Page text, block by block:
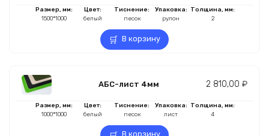
Размер, мм:
1500*1000
Цвет:
белый
Тиснение:
песок
Упаковка:
рулон
Толщина, мм:
2
В корзину
АБС-лист 4мм 2 810,00 ₽
Размер, мм:
1000*1000
Цвет:
белый
Тиснение:
песок
Упаковка:
лист
Толщина, мм:
4
В корзину